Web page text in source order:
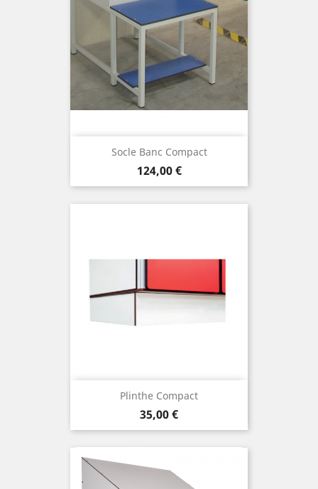
Socle Banc Compact
Prix
124,00 €
Plinthe Compact
Prix
35,00 €